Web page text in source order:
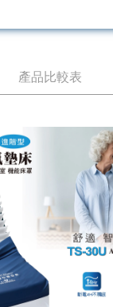
產品比較表